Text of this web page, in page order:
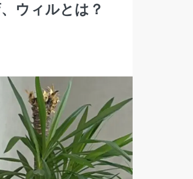
ウィルとは？